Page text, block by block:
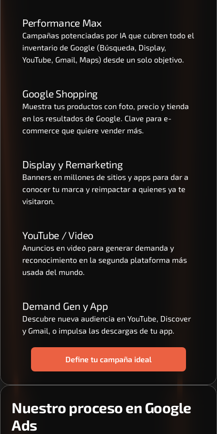
Performance Max
Campañas potenciadas por IA que cubren todo el
inventario de Google (Búsqueda, Display,
YouTube, Gmail, Maps) desde un solo objetivo.
Google Shopping
Muestra tus productos con foto, precio y tienda
en los resultados de Google. Clave para e-
commerce que quiere vender más.
Display y Remarketing
Banners en millones de sitios y apps para dar a
conocer tu marca y reimpactar a quienes ya te
visitaron.
YouTube / Video
Anuncios en video para generar demanda y
reconocimiento en la segunda plataforma más
usada del mundo.
Demand Gen y App
Descubre nueva audiencia en YouTube, Discover
y Gmail, o impulsa las descargas de tu app.
Define tu campaña ideal
Nuestro proceso en Google
Ads